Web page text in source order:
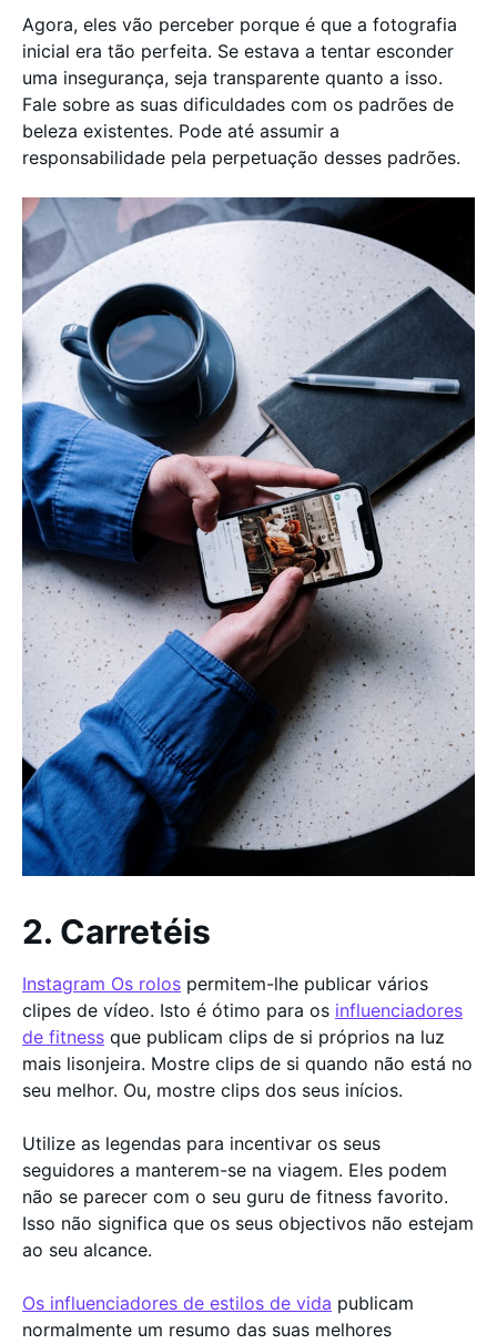
Agora, eles vão perceber porque é que a fotografia
inicial era tão perfeita. Se estava a tentar esconder
uma insegurança, seja transparente quanto a isso.
Fale sobre as suas dificuldades com os padrões de
beleza existentes. Pode até assumir a
responsabilidade pela perpetuação desses padrões.
2. Carretéis
Instagram Os rolos permitem-lhe publicar vários
clipes de vídeo. Isto é ótimo para os influenciadores
de fitness que publicam clips de si próprios na luz
mais lisonjeira. Mostre clips de si quando não está no
seu melhor. Ou, mostre clips dos seus inícios.
Utilize as legendas para incentivar os seus
seguidores a manterem-se na viagem. Eles podem
não se parecer com o seu guru de fitness favorito.
Isso não significa que os seus objectivos não estejam
ao seu alcance.
Os influenciadores de estilos de vida publicam
normalmente um resumo das suas melhores